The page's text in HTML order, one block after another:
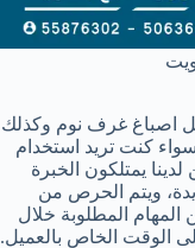
اصباغ غرف نوم وكذلك
كنت تريد استخدام
يمتلكون الخبرة
ويتم الحرص من
المطلوبة خلال
الوقت الخاص بالعميل.